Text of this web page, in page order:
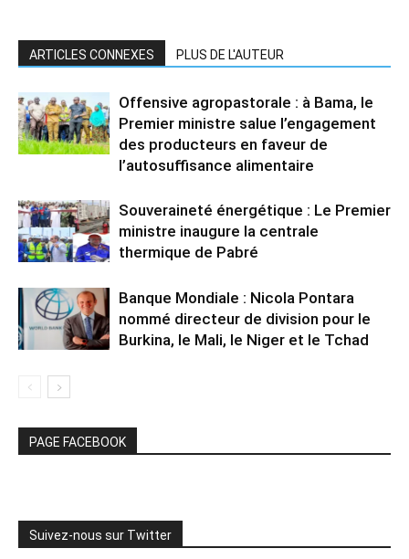
ARTICLES CONNEXES PLUS DE L'AUTEUR
Offensive agropastorale : à Bama, le
Premier ministre salue l’engagement
des producteurs en faveur de
l’autosuffisance alimentaire
Souveraineté énergétique : Le Premier
ministre inaugure la centrale
thermique de Pabré
Banque Mondiale : Nicola Pontara
nommé directeur de division pour le
Burkina, le Mali, le Niger et le Tchad
PAGE FACEBOOK
Suivez-nous sur Twitter